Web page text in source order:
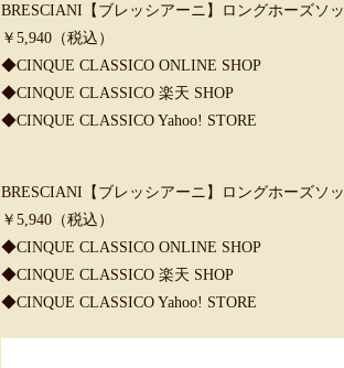
BRESCIANI【ブレッシアーニ】ロングホーズソ
￥5,940（税込）
◆CINQUE CLASSICO ONLINE SHOP
◆CINQUE CLASSICO 楽天 SHOP
◆CINQUE CLASSICO Yahoo! STORE
BRESCIANI【ブレッシアーニ】ロングホーズソ
￥5,940（税込）
◆CINQUE CLASSICO ONLINE SHOP
◆CINQUE CLASSICO 楽天 SHOP
◆CINQUE CLASSICO Yahoo! STORE